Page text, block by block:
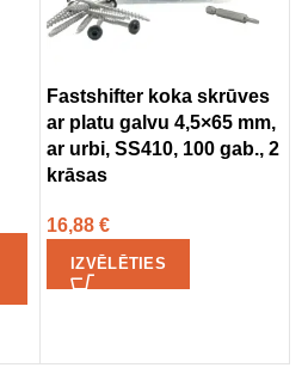
Fastshifter koka skrūves
ar platu galvu 4,5×65 mm,
ar urbi, SS410, 100 gab., 2
krāsas
16,88 €
IZVĒLĒTIES